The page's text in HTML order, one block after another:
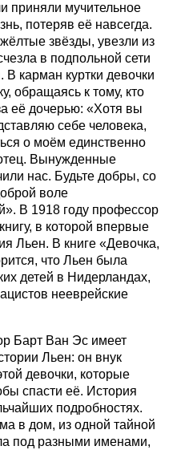
приняли мучительное
потеряв её навсегда.
звёзды, увезли из
в подпольной сети
карман куртки девочки
обращаясь к тому, кто
её дочерью: «Хотя вы
себе человека,
о моём единственно
Вынужденные
нас. Будьте добры, со
воле
В 1918 году профессор
в которой впервые
Льен. В книге «Девочка,
что Льен была
детей в Нидерландах,
нееврейские
Барт Ван Эс имеет
Льен: он внук
девочки, которые
спасти её. История
подробностях.
в дом, из одной тайной
под разными именами,